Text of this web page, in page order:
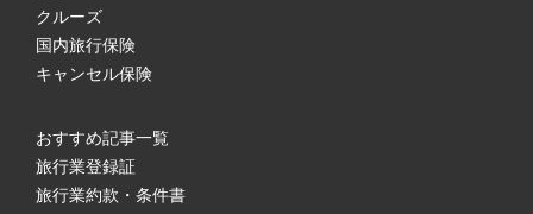
クルーズ
国内旅行保険
キャンセル保険
おすすめ記事一覧
旅行業登録証
旅行業約款・条件書